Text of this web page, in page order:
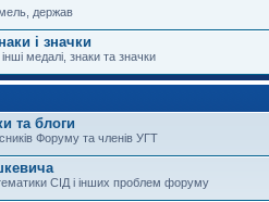
держав
і значки
медалі, знаки та значки
та блоги
Форуму та членів УГТ
СІД і інших проблем форуму